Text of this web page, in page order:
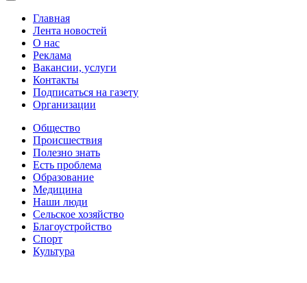
Главная
Лента новостей
О нас
Реклама
Вакансии, услуги
Контакты
Подписаться на газету
Организации
Общество
Происшествия
Полезно знать
Есть проблема
Образование
Медицина
Наши люди
Сельское хозяйство
Благоустройство
Спорт
Культура